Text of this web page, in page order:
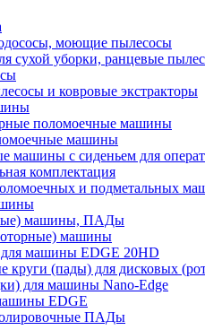
моющие пылесосы
сухой уборки, ранцевые
и ковровые экстракторы
поломоечные машины
машины
машины с сиденьем для
комплектация
и подметальных
машины, ПАДы
машины
для машины EDGE 20HD
круги (пады) для дисковых
для машины Nano-Edge
EDGE
ПАДы